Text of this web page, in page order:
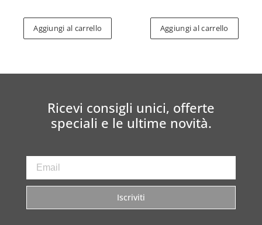
Aggiungi al carrello Aggiungi al carrello
Ricevi consigli unici, offerte
speciali e le ultime novità.
Iscriviti